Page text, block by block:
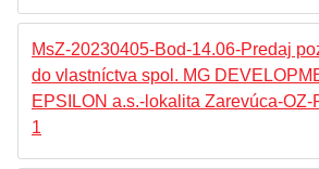
MsZ-20230405-Bod-14.06-Predaj
do vlastníctva spol. MG
EPSILON a.s.-lokalita Zarevúca-OZ-
1